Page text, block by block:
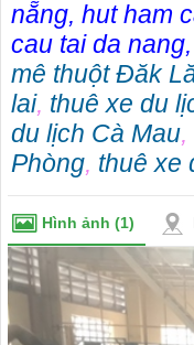
nẵng, hut ham
cau tai da nang,
mê thuột Đăk
lai, thuê xe du
du lịch Cà Mau,
Phòng, thuê xe
Hình ảnh (1)